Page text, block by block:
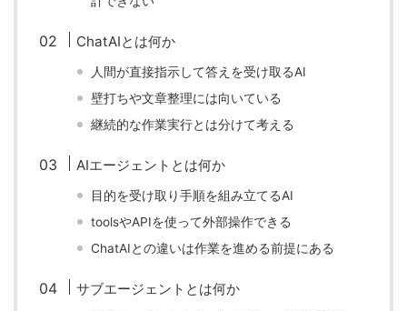
ChatAIとは何か
人間が直接指示して答えを受け取るAI
壁打ちや文章整理には向いている
継続的な作業実行とは分けて考える
AIエージェントとは何か
目的を受け取り手順を組み立てるAI
toolsやAPIを使って外部操作できる
ChatAIとの違いは作業を進める前提にある
サブエージェントとは何か